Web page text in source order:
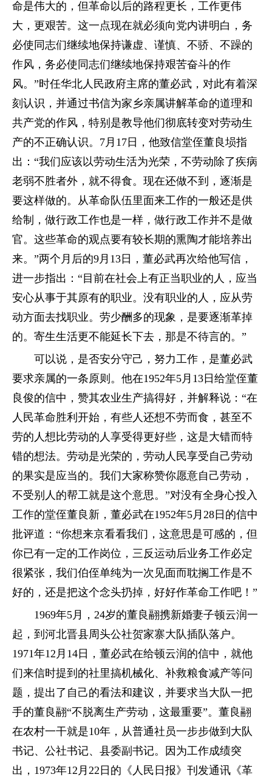
命是伟大的，但革命以后的路程更长，工作更伟
大，更艰苦。这一点现在就必须向党内讲明白，务
必使同志们继续地保持谦虚、谨慎、不骄、不躁的
作风，务必使同志们继续地保持艰苦奋斗的作
风。”时任华北人民政府主席的董必武，对此有着深
刻认识，并通过书信为家乡亲属讲解革命的道理和
共产党的作风，特别是教导他们彻底转变对劳动生
产的不正确认识。7月17日，他致信堂侄董良埙指
出：“我们应该以劳动生活为光荣，不劳动除了疾病
老弱不胜者外，就不得食。现在还做不到，逐渐是
要这样做的。从革命队伍里面来工作的一般还是供
给制，做行政工作也是一样，做行政工作并不是做
官。这些革命的观点要有较长期的熏陶才能培养出
来。”两个月后的9月13日，董必武再次给他写信，
进一步指出：“目前在社会上有正当职业的人，应当
安心从事于其原有的职业。没有职业的人，应从劳
动方面去找职业。劳少酬多的现象，是要逐渐革掉
的。寄生生活更不能延长下去，那是不待言的。”
可以说，是否安分守己，努力工作，是董必武
要求亲属的一条原则。他在1952年5月13日给堂侄董
良俊的信中，赞其农业生产搞得好，并解释说：“在
人民革命胜利开始，有些人还想不劳而食，甚至不
劳的人想比劳动的人享受得更好些，这是大错而特
错的想法。劳动是光荣的，劳动人民享受自己劳动
的果实是应当的。我们大家称赞你愿意自己劳动，
不受别人的帮工就是这个意思。”对没有全身心投入
工作的堂侄董良新，董必武在1952年5月28日的信中
批评道：“你想来京看看我们，这意思是可感的，但
你已有一定的工作岗位，三反运动后业务工作必定
很紧张，我们伯侄单纯为一次见面而耽搁工作是不
好的，还是把这个念头扔掉，好好作革命工作吧！”
1969年5月，24岁的董良翮携新婚妻子顿云润一
起，到河北晋县周头公社贺家寨大队插队落户。
1971年12月14日，董必武在给顿云润的信中，就他
们来信时提到的社里搞机械化、补救粮食减产等问
题，提出了自己的看法和建议，并要求当大队一把
手的董良翮“不脱离生产劳动，这最重要”。董良翮
在农村一干就是10年，从普通社员一步步做到大队
书记、公社书记、县委副书记。因为工作成绩突
出，1973年12月22日的《人民日报》刊发通讯《革